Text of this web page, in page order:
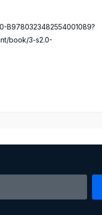
B9780323482554001089?
book/3-s2.0-